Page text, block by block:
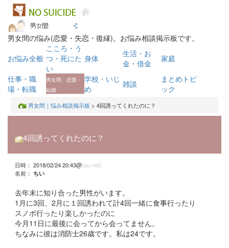
男女間の悩み(恋愛・失恋・復縁)。お悩み相談掲示板です。
お悩み全般
こころ・う
つ・死にた
い
身体
生活・お
金・借金
家庭
仕事・職
場・転職
男女間・恋愛・
結婚
学校・いじ
め
雑談
まとめトピ
ック
男女間｜悩み相談掲示板 > 4回誘ってくれたのに？
4回誘ってくれたのに？
日時： 2018/02/24 20:43@(au-net)
名前： ちい
去年末に知り合った男性がいます。
1月に3回、2月に１回誘われて計4回一緒に食事行ったり
スノボ行ったり楽しかったのに
今月11日に最後に会ってから会ってません。
ちなみに彼は消防士26歳です。私は24です。